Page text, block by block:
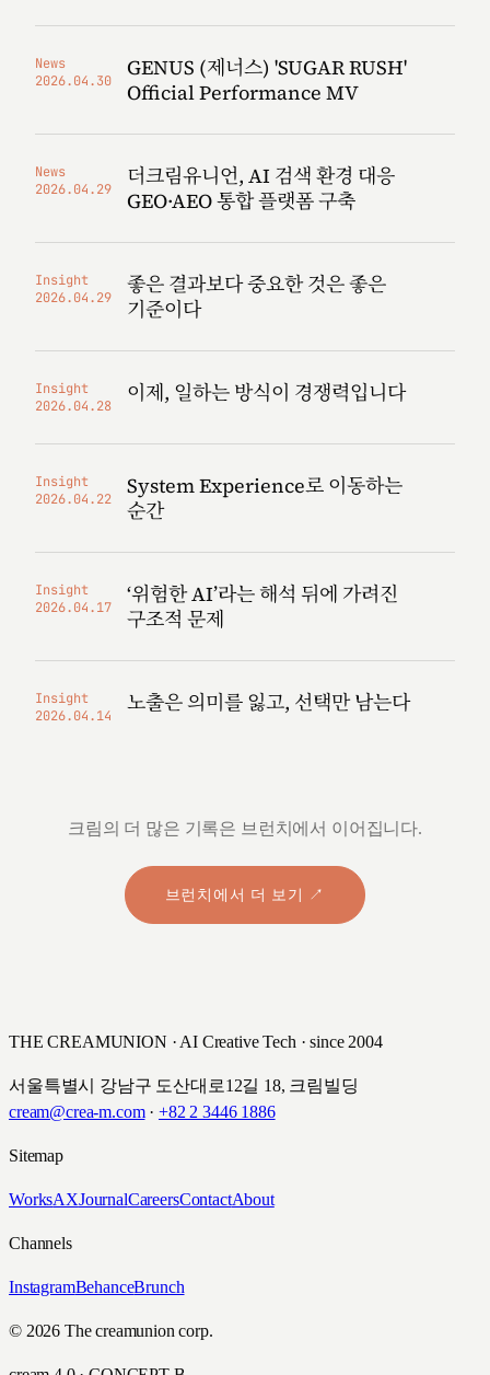
News
2026.04.30
GENUS (제너스) 'SUGAR RUSH'
Official Performance MV
News
2026.04.29
더크림유니언, AI 검색 환경 대응
GEO·AEO 통합 플랫폼 구축
Insight
2026.04.29
좋은 결과보다 중요한 것은 좋은
기준이다
Insight
2026.04.28
이제, 일하는 방식이 경쟁력입니다
Insight
2026.04.22
System Experience로 이동하는
순간
Insight
2026.04.17
‘위험한 AI’라는 해석 뒤에 가려진
구조적 문제
Insight
2026.04.14
노출은 의미를 잃고, 선택만 남는다
크림의 더 많은 기록은 브런치에서 이어집니다.
브런치에서 더 보기 ↗
THE CREAMUNION · AI Creative Tech · since 2004
서울특별시 강남구 도산대로12길 18, 크림빌딩
cream@crea-m.com· +82 2 3446 1886
Sitemap
WorksAXJournalCareersContactAbout
Channels
InstagramBehanceBrunch
© 2026 The creamunion corp.